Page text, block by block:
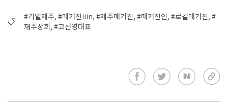
#리얼제주, #매거진iiin, #제주매거진, #매거진인, #로컬매거진, #
재주상회, #고선영대표